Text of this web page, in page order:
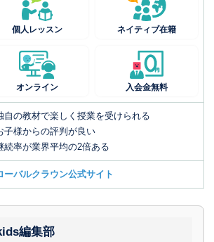
個人レッスン ネイティブ在籍
オンライン 入会金無料
自の教材で楽しく授業を受けられる
子様からの評判が良い
続率が業界平均の2倍ある
ーバルクラウン公式サイト
編集部